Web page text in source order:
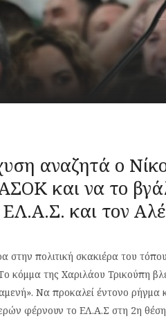
αναζητά ο
και να το
και τον
στην πολιτική σκακιέρα του
κόμμα της Χαριλάου Τρικούπη
Να προκαλεί έντονο ρήγμα
φέρνουν το ΕΛ.Α.Σ στη 2η